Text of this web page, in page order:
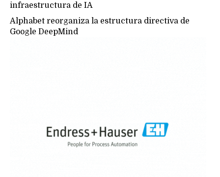
infraestructura de IA
Alphabet reorganiza la estructura directiva de
Google DeepMind